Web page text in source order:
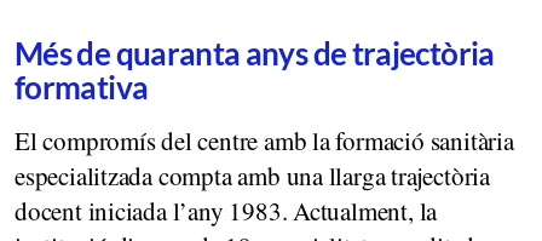
Més de quaranta anys de trajectòria
formativa
El compromís del centre amb la formació sanitària
especialitzada compta amb una llarga trajectòria
docent iniciada l’any 1983. Actualment, la